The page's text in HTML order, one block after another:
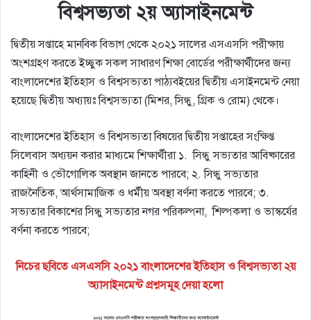
বিশ্বসভ্যতা ২য় অ্যাসাইনমেন্ট
দ্বিতীয় সপ্তাহে মানবিক বিভাগ থেকে ২০২১ সালের এসএসসি পরীক্ষায়
অংশগ্রহণ করতে ইচ্ছুক সকল সাধারণ শিক্ষা বোর্ডের পরীক্ষার্থীদের জন্য
বাংলাদেশের ইতিহাস ও বিশ্বসভ্যতা পাঠ্যবইয়ের দ্বিতীয় এসাইনমেন্ট নেয়া
হয়েছে দ্বিতীয় অধ্যায়ঃ বিশ্বসভ্যতা (মিশর, সিন্ধু, গ্রিক ও রোম) থেকে।
বাংলাদেশের ইতিহাস ও বিশ্বসভ্যতা বিষয়ের দ্বিতীয় সপ্তাহের সংক্ষিপ্ত
সিলেবাস অধ্যয়ন করার মাধ্যমে শিক্ষার্থীরা ১. সিন্ধু সভ্যতার আবিষ্কারের
কাহিনী ও ভৌগোলিক অবস্থান জানতে পারবে; ২. সিন্ধু সভ্যতার
রাজনৈতিক, আর্থসামাজিক ও ধর্মীয় অবস্থা বর্ণনা করতে পারবে; ৩.
সভ্যতার বিকাশের সিন্ধু সভ্যতার নগর পরিকল্পনা, শিল্পকলা ও ভাস্কর্যের
বর্ণনা করতে পারবে;
নিচের ছবিতে এসএসসি ২০২১ বাংলাদেশের ইতিহাস ও বিশ্বসভ্যতা ২য়
অ্যাসাইনমেন্ট প্রশ্নসমূহ দেয়া হলো